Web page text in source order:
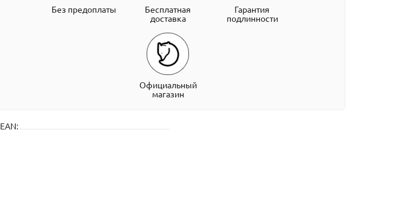
Без предоплаты
Бесплатная
доставка
Гарантия
подлинности
Официальный
магазин
EAN: